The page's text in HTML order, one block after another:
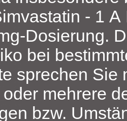
- 1 A
Dosierung.
bei
sprechen Sie
mehrere
bzw.